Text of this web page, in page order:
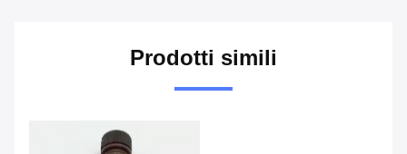
Prodotti simili